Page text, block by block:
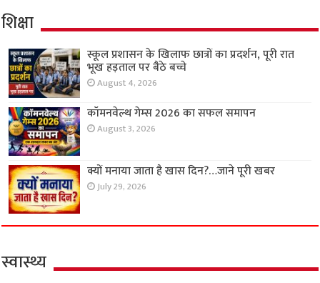
शिक्षा
स्कूल प्रशासन के खिलाफ छात्रों का प्रदर्शन, पूरी रात
भूख हड़ताल पर बैठे बच्चे
August 4, 2026
कॉमनवेल्थ गेम्स 2026 का सफल समापन
August 3, 2026
क्यों मनाया जाता है खास दिन?…जाने पूरी खबर
July 29, 2026
स्वास्थ्य